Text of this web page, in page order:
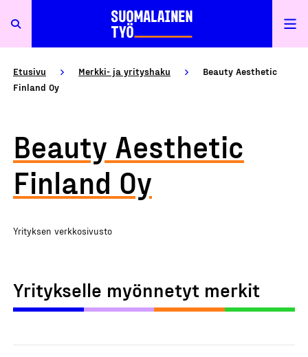
Etusivu Merkki- ja yrityshaku
Beauty Aesthetic
Finland Oy
Beauty Aesthetic
Finland Oy
Yrityksen verkkosivusto
Yritykselle myönnetyt merkit